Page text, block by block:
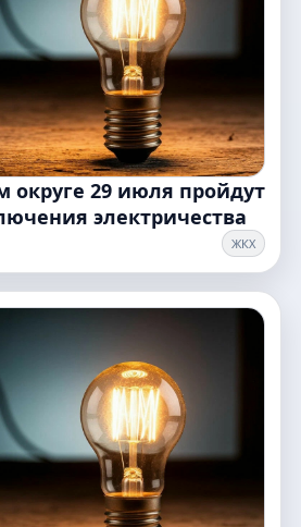
округе 29 июля пройдут
электричества
ЖКХ